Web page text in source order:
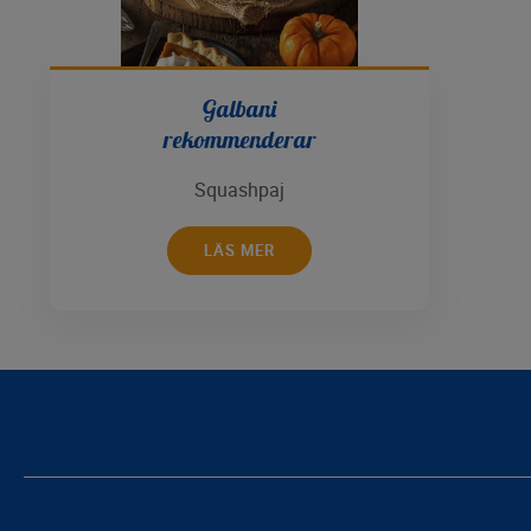
Galbani
rekommenderar
Squashpaj
LÄS MER